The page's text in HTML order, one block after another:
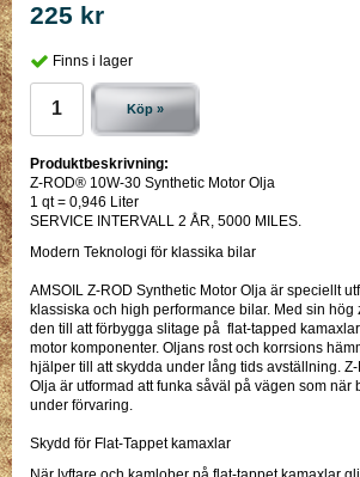
225 kr
Finns i lager
Köp »
Produktbeskrivning:
Z-ROD® 10W-30 Synthetic Motor Olja
1 qt = 0,946 Liter
SERVICE INTERVALL 2 ÅR, 5000 MILES.
Modern Teknologi för klassika bilar
AMSOIL Z-ROD Synthetic Motor Olja är speciellt
klassiska och high performance bilar. Med sin
den till att förbygga slitage på flat-tapped
motor komponenter. Oljans rost och korrsions
hjälper till att skydda under lång tids avställning.
Olja är utformad att funka såväl på vägen som när
under förvaring.
Skydd för Flat-Tappet kamaxlar